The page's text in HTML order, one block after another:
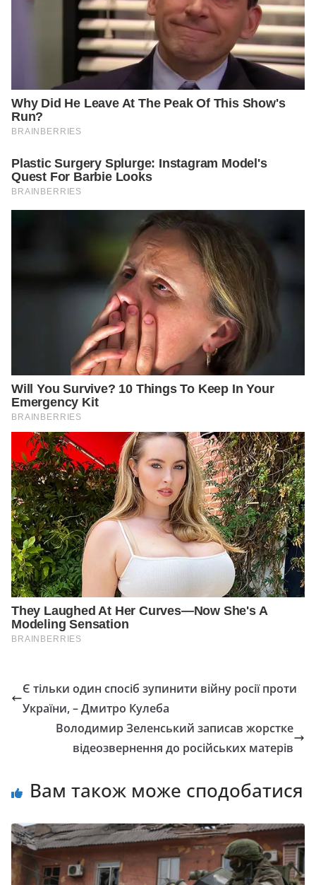
Є тільки один спосіб зупинити війну росії проти
України, – Дмитро Кулеба
Володимир Зеленський записав жорстке
відеозвернення до російських матерів
Вам також може сподобатися